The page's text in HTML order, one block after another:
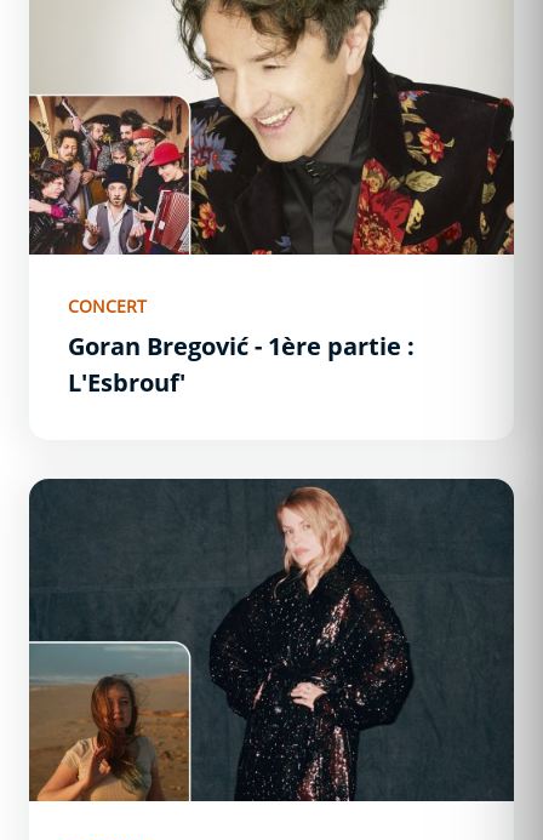
CONCERT
Goran Bregović - 1ère partie :
L'Esbrouf'
Coeur de Pirate - 1ère partie : Mélanie Lesage